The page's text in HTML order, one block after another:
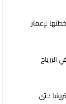
خطتها لإعمار
حتى